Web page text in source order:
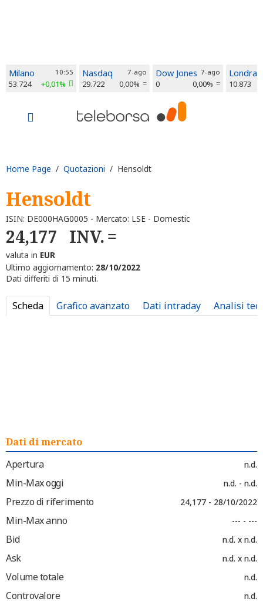
Milano 10:55
53.724 +0,01%
Nasdaq 7-ago
29.722 0,00%
Dow Jones 7-ago
0 0,00%
Londra
10.873
Home Page / Quotazioni / Hensoldt
Hensoldt
ISIN: DE000HAG0005 - Mercato: LSE - Domestic
24,177 INV.
valuta in EUR
Ultimo aggiornamento: 28/10/2022
Dati differiti di 15 minuti.
Scheda Grafico avanzato Dati intraday Analisi
Dati di mercato
Apertura
n.d.
Min-Max oggi n.d. - n.d.
Prezzo di riferimento 24,177 - 28/10/2022
Min-Max anno --- - ---
Bid n.d. x n.d.
Ask n.d. x n.d.
Volume totale n.d.
Controvalore n.d.